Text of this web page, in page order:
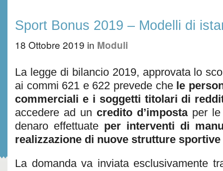
Sport Bonus 2019 – Modelli di
18 Ottobre 2019 in Moduli
La legge di bilancio 2019, approvata lo
ai commi 621 e 622 prevede chele
commerciali e i soggetti titolari di
accedere ad un credito d’impostaper
denaro effettuate per interventi di
realizzazione di nuove strutture
La domanda va inviata esclusivamente